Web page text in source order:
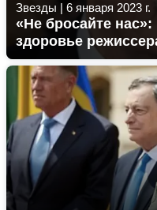
Звезды | 6 января 2023 г.
«Не бросайте
здоровье